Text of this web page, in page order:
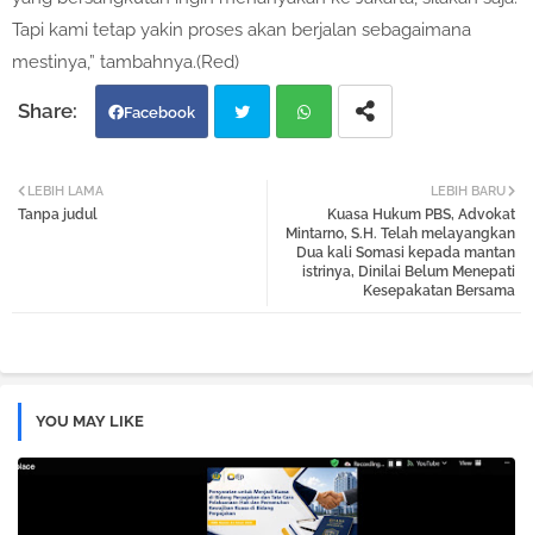
Tapi kami tetap yakin proses akan berjalan sebagaimana
mestinya,” tambahnya.(Red)
Facebook
pp
LEBIH BARU
Kuasa Hukum PBS, Advokat
Mintarno, S.H. Telah melayangkan
Dua kali Somasi kepada mantan
istrinya, Dinilai Belum Menepati
Kesepakatan Bersama
LEBIH LAMA
Tanpa judul
YOU MAY LIKE